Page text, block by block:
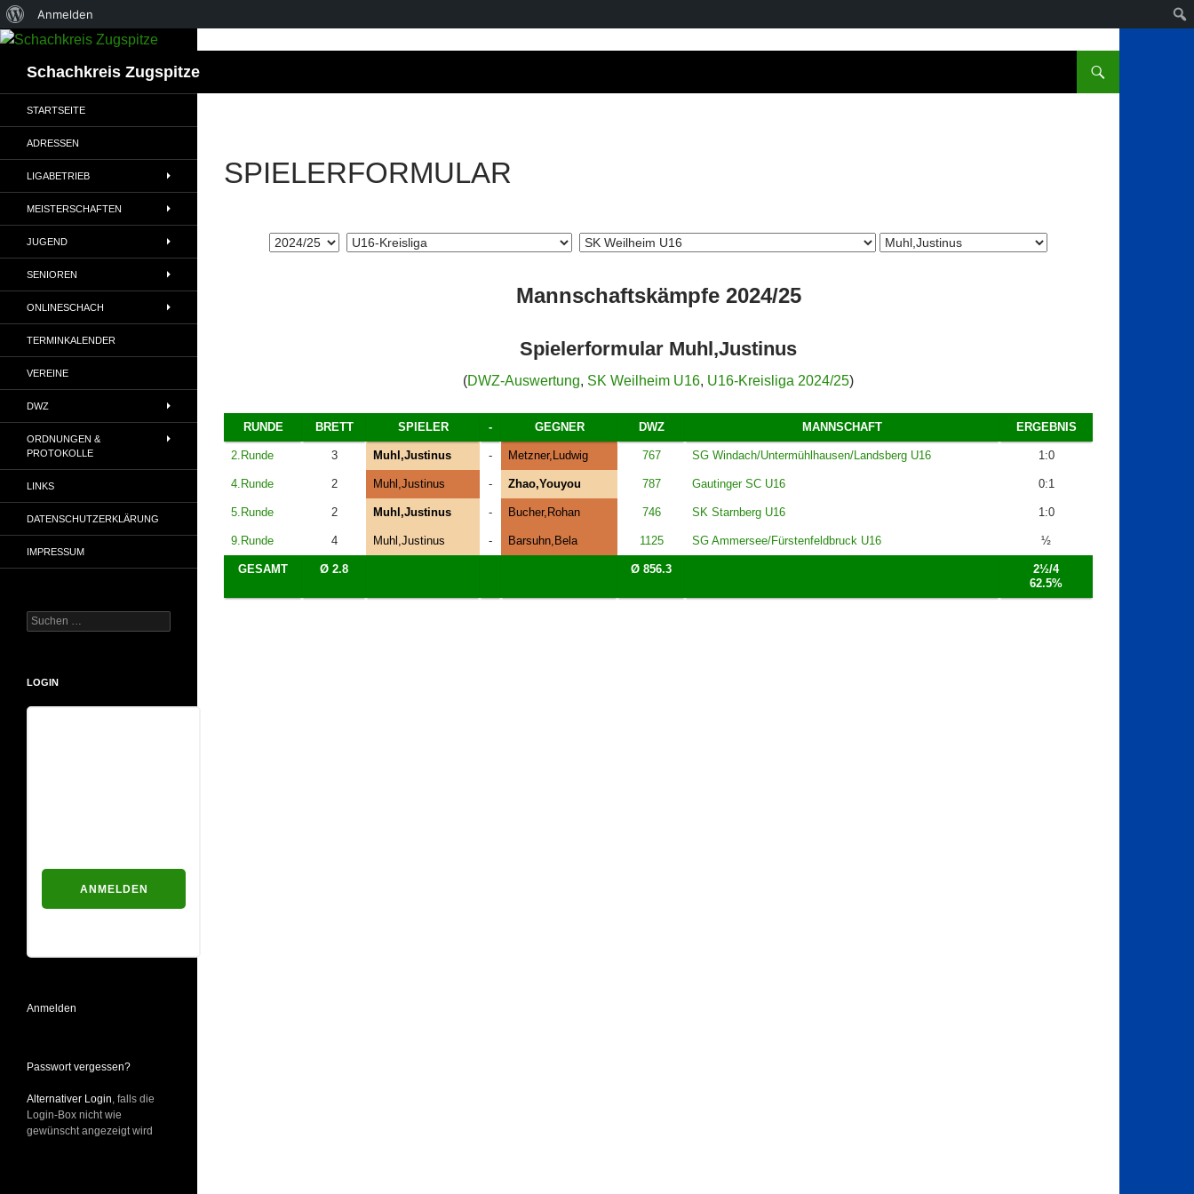
Über
WordPress
Anmelden
Schachkreis Zugspitze
SPIELERFORMULAR
Mannschaftskämpfe 2024/25
Spielerformular Muhl,Justinus
(DWZ-Auswertung, SK Weilheim U16, U16-Kreisliga 2024/25)
RUNDE BRETT SPIELER - GEGNER DWZ MANNSCHAFT ERGEBNIS
2.Runde 3 Muhl,Justinus - Metzner,Ludwig 767 SG Windach/Untermühlhausen/Landsberg U16 1:0
4.Runde 2 Muhl,Justinus - Zhao,Youyou 787 Gautinger SC U16 0:1
5.Runde 2 Muhl,Justinus - Bucher,Rohan 746 SK Starnberg U16 1:0
9.Runde 4 Muhl,Justinus - Barsuhn,Bela 1125 SG Ammersee/Fürstenfeldbruck U16 ½
GESAMT Ø 2.8 Ø 856.3
2½/4
62.5%
STARTSEITE
ADRESSEN
LIGABETRIEB
MEISTERSCHAFTEN
JUGEND
SENIOREN
ONLINESCHACH
TERMINKALENDER
VEREINE
DWZ
ORDNUNGEN &
PROTOKOLLE
LINKS
DATENSCHUTZERKLÄRUNG
IMPRESSUM
Suchen
nach:
LOGIN
Anmelden
Passwort vergessen?
Alternativer Login , falls die
Login-Box nicht wie
gewünscht angezeigt wird